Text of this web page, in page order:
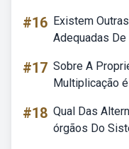
#16 Existem
Adequadas
#17 Sobre A
Multiplicação
#18 Qual Das
órgãos Do